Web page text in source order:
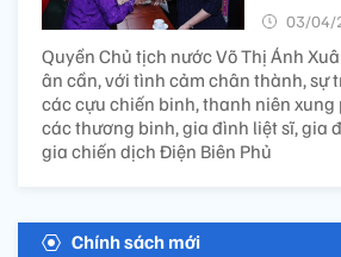
03/04/
Quyền Chủ tịch nước Võ Thị Ánh
ân cần, với tình cảm chân thành, sự
các cựu chiến binh, thanh niên xung
các thương binh, gia đình liệt sĩ, gia
gia chiến dịch Điện Biên Phủ
Chính sách mới